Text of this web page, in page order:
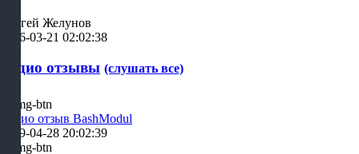
Сергей Желунов
2026-03-21 02:02:38
Аудио отзывы (слушать все)
Аудио отзыв BashModul
2019-04-28 20:02:39